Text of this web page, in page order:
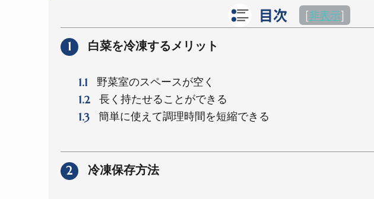
目次 [非表示]
1 白菜を冷凍するメリット
1.1 野菜室のスペースが空く
1.2 長く持たせることができる
1.3 簡単に使えて調理時間を短縮できる
2 冷凍保存方法